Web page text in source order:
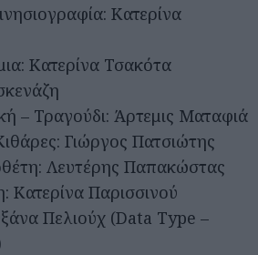
Κατερίνα
Κατερίνα Τσακότα
– Τραγούδι: Άρτεμις Ματαφιά
Γιώργος Πατσιώτης
Λευτέρης Παπακώστας
Κατερίνα Παρισσινού
Πελιούχ (Data Type –